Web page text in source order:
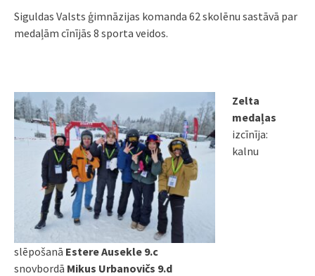
Siguldas Valsts ģimnāzijas komanda 62 skolēnu sastāvā par
medaļām cīnījās 8 sporta veidos.
Zelta
medaļas
izcīnīja:
kalnu
slēpošanā Estere Ausekle 9.c
snovbordā Mikus Urbanovičs 9.d